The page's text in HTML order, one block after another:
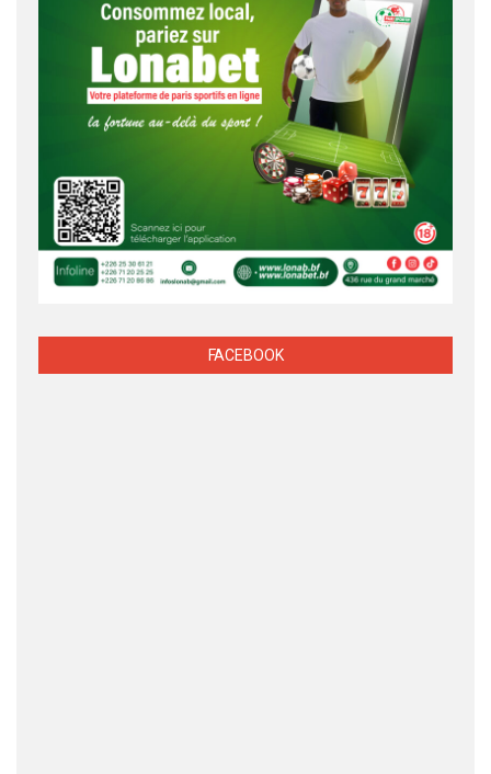
FACEBOOK